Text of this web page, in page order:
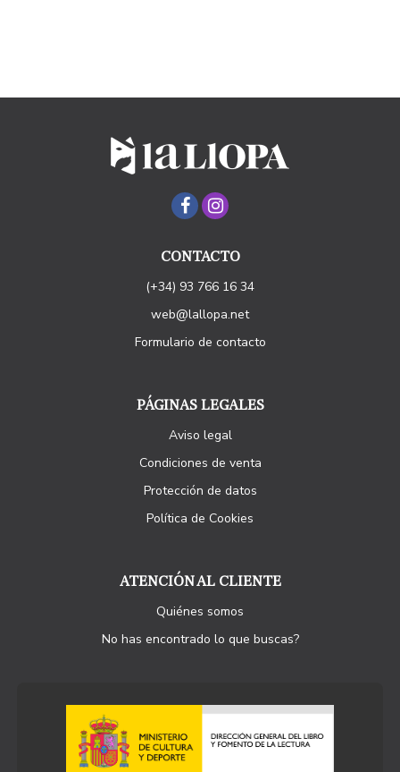
CONTACTO
(+34) 93 766 16 34
web@lallopa.net
Formulario de contacto
PÁGINAS LEGALES
Aviso legal
Condiciones de venta
Protección de datos
Política de Cookies
ATENCIÓN AL CLIENTE
Quiénes somos
No has encontrado lo que buscas?